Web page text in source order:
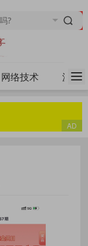
网络技术 源码